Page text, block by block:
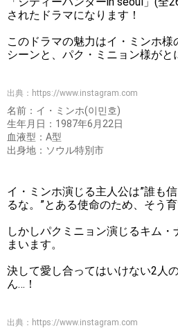
されたドラマになります！
このドラマの魅力はイ・ミンホ
シーンと、パク・ミニョン様が
出典： https://www.instagram.com
名前：イ・ミンホ(이민호)
生年月日：1987年6月22日
血液型：A型
出身地：ソウル特別市
イ・ミンホ演じる主人公は”誰も
るな。”とある使命のため、そう育
しかしパクミニョン演じるキム
まいます。
決して愛し合ってはいけない2人
ん…！
出典： https://www.instagram.com